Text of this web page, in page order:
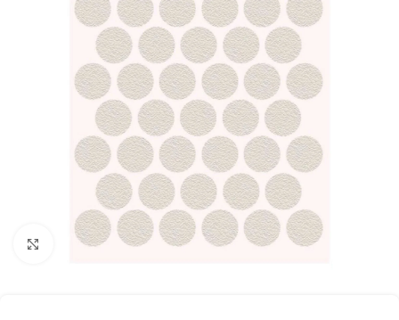
Büyütmek için tıklayınız